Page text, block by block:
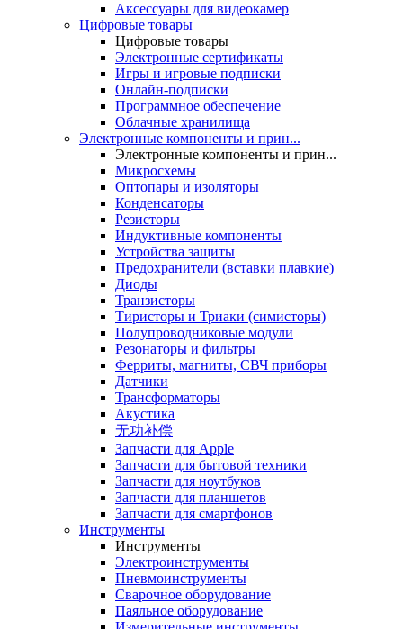
Аксессуары для видеокамер
Цифровые товары
Цифровые товары
Электронные сертификаты
Игры и игровые подписки
Онлайн-подписки
Программное обеспечение
Облачные хранилища
Электронные компоненты и прин...
Электронные компоненты и прин...
Микросхемы
Оптопары и изоляторы
Конденсаторы
Резисторы
Индуктивные компоненты
Устройства защиты
Предохранители (вставки плавкие)
Диоды
Транзисторы
Тиристоры и Триаки (симисторы)
Полупроводниковые модули
Резонаторы и фильтры
Ферриты, магниты, СВЧ приборы
Датчики
Трансформаторы
Акустика
无功补偿
Запчасти для Apple
Запчасти для бытовой техники
Запчасти для ноутбуков
Запчасти для планшетов
Запчасти для смартфонов
Инструменты
Инструменты
Электроинструменты
Пневмоинструменты
Сварочное оборудование
Паяльное оборудование